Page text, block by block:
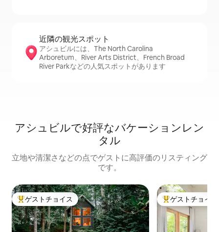
近隣の観光ス⁠ポ⁠ッ⁠ト
アシュビルには、The North Carolina
Arboretum、River Arts District、French Broad
River Parkなどの人気スポットがあります
アシュビルで好評なバケーションレン
タル
立地や清潔さなどの点でゲストに高評価のリスティング
です。
大好評のゲストチョイスです。
ゲストチョイス 大好評のゲスト
ゲストチョイス